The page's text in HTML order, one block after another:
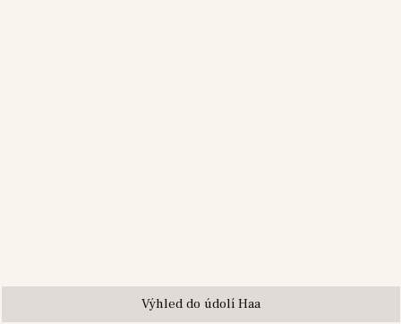
Výhled do údolí Haa